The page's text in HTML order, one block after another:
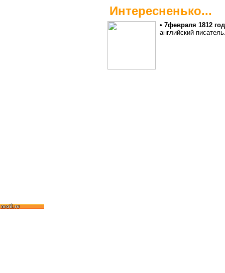
Интересненько...
• 7февраля 1812
английский